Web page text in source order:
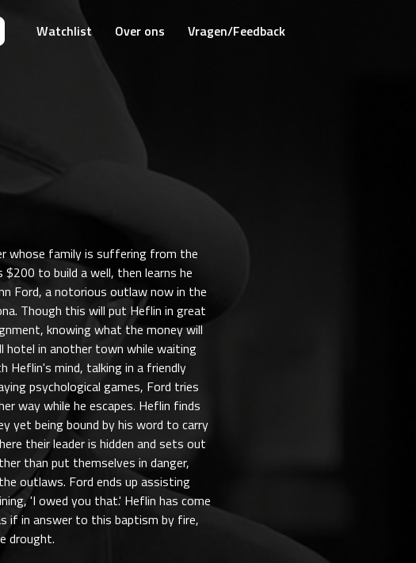
Watchlist Over ons Vragen/Feedback
whose family is suffering from the
to build a well, then learns he
Ford, a notorious outlaw now in the
Though this will put Heflin in great
knowing what the money will
hotel in another town while waiting
Heflin's mind, talking in a friendly
psychological games, Ford tries
way while he escapes. Heflin finds
yet being bound by his word to carry
their leader is hidden and sets out
than put themselves in danger,
outlaws. Ford ends up assisting
'I owed you that.' Heflin has come
if in answer to this baptism by fire,
drought.